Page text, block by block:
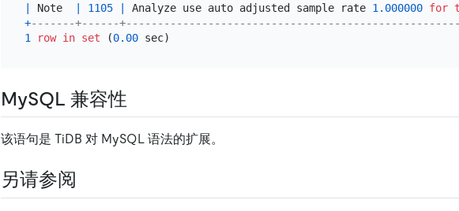
|
Note | 1105 | Analyze use auto adjusted sample rate 1.000000 for
+-------+------
1
row in set (0.00
MySQL 兼容性
该语句是 TiDB 对 MySQL 语法的扩展。
另请参阅